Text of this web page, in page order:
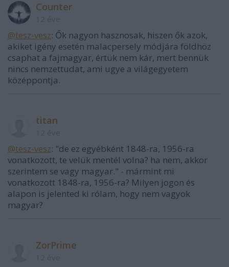
Counter
@tesz-vesz: Ők nagyon hasznosak, hiszen ők azok,
akiket igény esetén malacpersely módjára földhöz
csaphat a fajmagyar, értük nem kár, mert bennük
nincs nemzettudat, ami ugye a világegyetem
középpontja.
titan
@tesz-vesz: "de ez egyébként 1848-ra, 1956-ra
vonatkozott, te velük mentél volna? ha nem, akkor
szerintem se vagy magyar." - mármint mi
vonatkozott 1848-ra, 1956-ra? Milyen jogon és
alapon is jelented ki rólam, hogy nem vagyok
magyar?
ZorPrime